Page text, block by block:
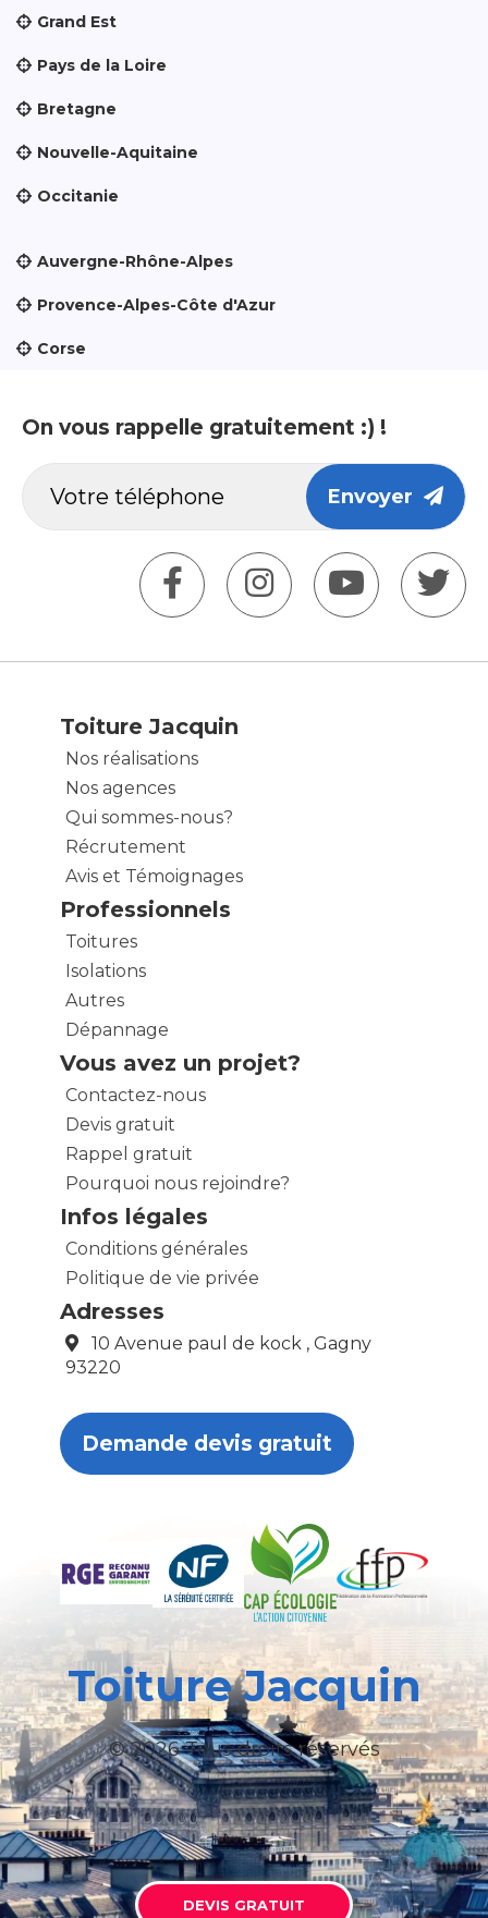
Grand Est
Pays de la Loire
Bretagne
Nouvelle-Aquitaine
Occitanie
Auvergne-Rhône-Alpes
Provence-Alpes-Côte d'Azur
Corse
On vous rappelle gratuitement :) !
Envoyer
Toiture Jacquin
Nos réalisations
Nos agences
Qui sommes-nous?
Récrutement
Avis et Témoignages
Professionnels
Toitures
Isolations
Autres
Dépannage
Vous avez un projet?
Contactez-nous
Devis gratuit
Rappel gratuit
Pourquoi nous rejoindre?
Infos légales
Conditions générales
Politique de vie privée
Adresses
10 Avenue paul de kock , Gagny
93220
Demande devis gratuit
Toiture Jacquin
© 2026 Tous droits réservés
DEVIS GRATUIT